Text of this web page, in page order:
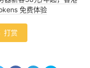
免费体验
打赏